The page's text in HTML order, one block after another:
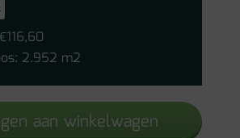
€116,60
2.952 m2
aan winkelwagen